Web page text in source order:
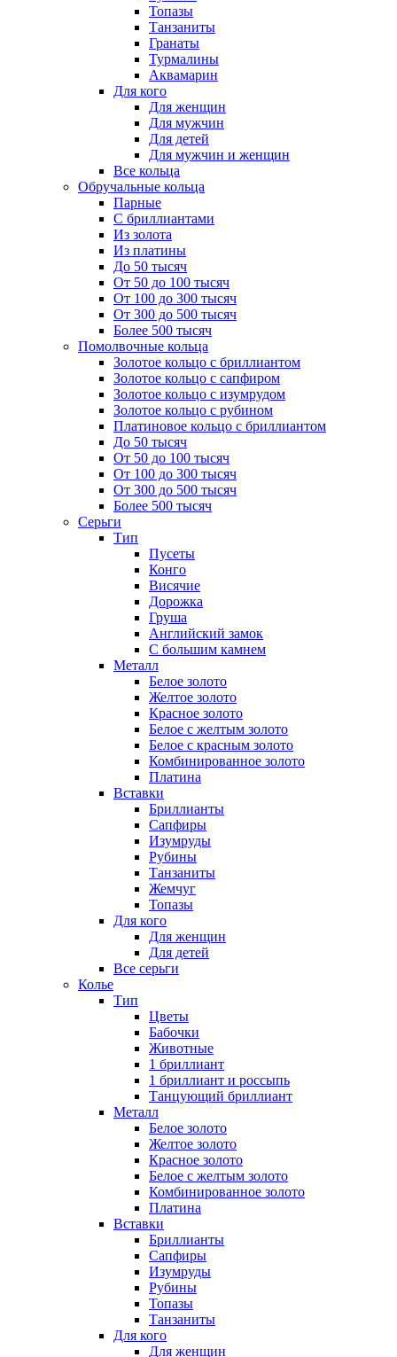
Топазы
Танзаниты
Гранаты
Турмалины
Аквамарин
Для кого
Для женщин
Для мужчин
Для детей
Для мужчин и женщин
Все кольца
Обручальные кольца
Парные
С бриллиантами
Из золота
Из платины
До 50 тысяч
От 50 до 100 тысяч
От 100 до 300 тысяч
От 300 до 500 тысяч
Более 500 тысяч
Помолвочные кольца
Золотое кольцо с бриллиантом
Золотое кольцо с сапфиром
Золотое кольцо с изумрудом
Золотое кольцо с рубином
Платиновое кольцо с бриллиантом
До 50 тысяч
От 50 до 100 тысяч
От 100 до 300 тысяч
От 300 до 500 тысяч
Более 500 тысяч
Серьги
Тип
Пусеты
Конго
Висячие
Дорожка
Груша
Английский замок
С большим камнем
Металл
Белое золото
Желтое золото
Красное золото
Белое с желтым золото
Белое с красным золото
Комбинированное золото
Платина
Вставки
Бриллианты
Сапфиры
Изумруды
Рубины
Танзаниты
Жемчуг
Топазы
Для кого
Для женщин
Для детей
Все серьги
Колье
Тип
Цветы
Бабочки
Животные
1 бриллиант
1 бриллиант и россыпь
Танцующий бриллиант
Металл
Белое золото
Желтое золото
Красное золото
Белое с желтым золото
Комбинированное золото
Платина
Вставки
Бриллианты
Сапфиры
Изумруды
Рубины
Топазы
Танзаниты
Для кого
Для женщин